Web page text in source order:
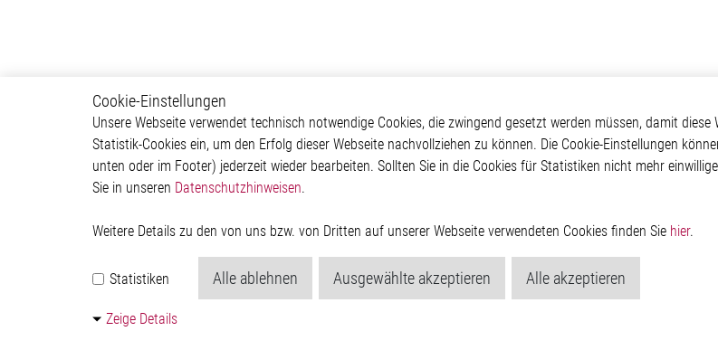
Body & Convenience
Actuator
Comfort
HVAC System
Power Supply
Automotive
ADAS & Safety
Body & Convenience
Powertrain
Über Elmos
Unternehmen
Investor
Cookie-Einstellungen
Unsere Webseite verwendet technisch notwendige Cookies, die zwingend gesetzt werden müssen, damit
Statistik-Cookies ein, um den Erfolg dieser Webseite nachvollziehen zu können. Die Cookie-Einstellungen
unten oder im Footer) jederzeit wieder bearbeiten. Sollten Sie in die Cookies für Statistiken nicht mehr
Sie in unseren Datenschutzhinweisen.
Weitere Details zu den von uns bzw. von Dritten auf unserer Webseite verwendeten Cookies finden Sie hier.
Statistiken Alle ablehnen Ausgewählte akzeptieren Alle akzeptieren
Zeige Details